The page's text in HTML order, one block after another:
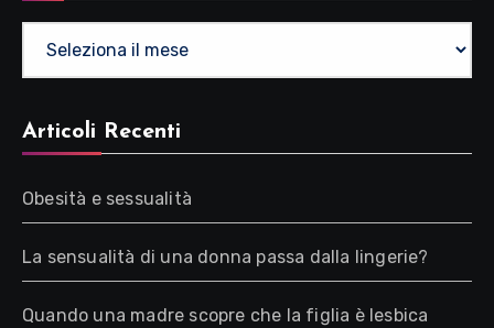
Articoli Recenti
Obesità e sessualità
La sensualità di una donna passa dalla lingerie?
Quando una madre scopre che la figlia è lesbica